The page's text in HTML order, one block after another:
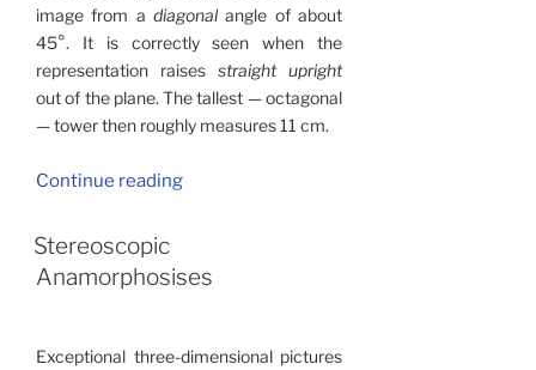
image from adiagonal angle of about
45°. It is correctly seen when the
representation raisesstraight upright
out of the plane. The tallest — octagonal
— tower then roughly measures 11 cm.
Continue reading“Neuschwanstein
Stereoscopic
Anamorphosises
Exceptional three-dimensional pictures